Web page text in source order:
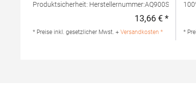
Produktsicherheit: Herstellernummer:AQ900Saxnet
Dublin D12 ER80 ROIinfo@asquithandfox.com,
www.asquithandfox.comGrammatur: 120
g/m²Materialzusammensetzung: 100% Polyester
13,66 € *
* Preise inkl. gesetzlicher Mwst. + Versandkosten * *